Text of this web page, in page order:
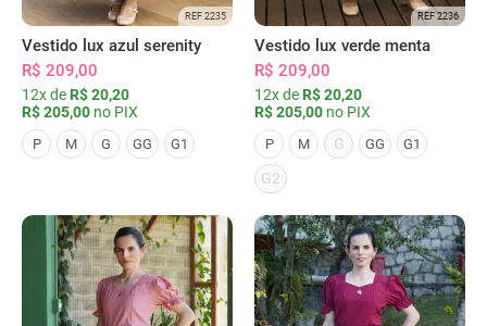
REF 2235
Vestido lux azul serenity
R$ 209,00
12x de R$ 20,20
R$ 205,00 no PIX
P M G GG G1
REF 2236
Vestido lux verde menta
R$ 209,00
12x de R$ 20,20
R$ 205,00 no PIX
P M G GG G1
G2